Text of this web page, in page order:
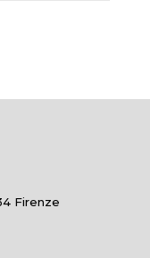
Firenze